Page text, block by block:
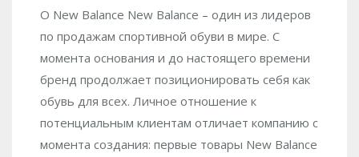
О New Balance New Balance – один из лидеров
по продажам спортивной обуви в мире. С
момента основания и до настоящего времени
бренд продолжает позиционировать себя как
обувь для всех. Личное отношение к
потенциальным клиентам отличает компанию с
момента создания: первые товары New Balance